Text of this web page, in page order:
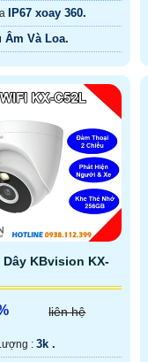
IP67 xoay 360.
Âm Và Loa.
KBvision KX-
liên hệ
: 3k .